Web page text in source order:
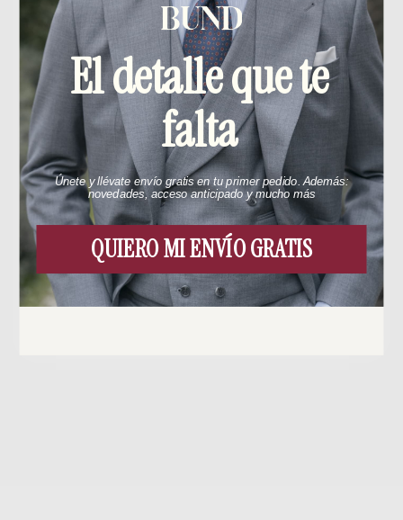
El detalle que te
falta
Únete y llévate envío gratis en tu primer pedido. Además:
novedades, acceso anticipado y mucho más
QUIERO MI ENVÍO GRATIS